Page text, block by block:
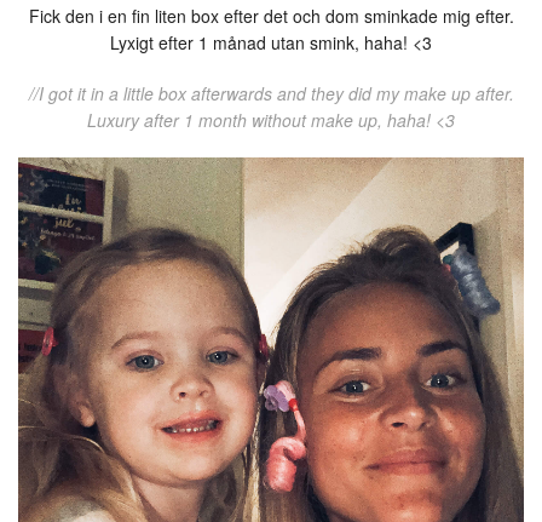
Fick den i en fin liten box efter det och dom sminkade mig efter.
Lyxigt efter 1 månad utan smink, haha! <3
//I got it in a little box afterwards and they did my make up after.
Luxury after 1 month without make up, haha! <3